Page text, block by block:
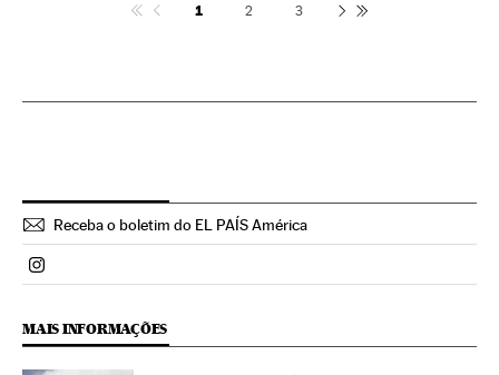
1 2 3
Receba o boletim do EL PAÍS América
Politica El País Brasil en Instagram
MAIS INFORMAÇÕES